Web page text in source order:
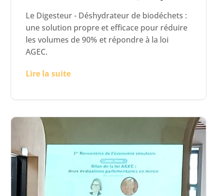
Le Digesteur - Déshydrateur de biodéchets :
une solution propre et efficace pour réduire
les volumes de 90% et répondre à la loi
AGEC.
Lire la suite